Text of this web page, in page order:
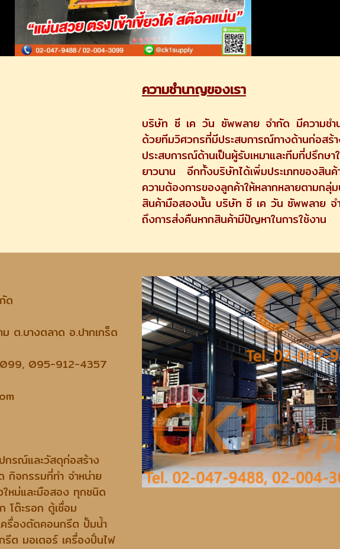
ความชำนาญของเรา
บริษัท ซี เค วัน ซัพพลาย จำกัด มีความชำน
ด้วยทีมวิศวกรที่มีประสบการณ์ทางด้านก่
ประสบการณ์ด้านเป็นผู้รับเหมาและทีมที่ปรึ
ยาวนาน อีกทั้งบริษัทได้เพิ่มประเภทของสิ
ความต้องการของลูกค้าให้หลากหลายตาม
สินค้ามือสองนั้น บริษัท ซี เค วัน ซัพพลาย จ
ถึงการส่งคืนหากสินค้ามีปัญหาในการใช้งาน
ด
.บางตลาด อ.ปากเกร็ด
095-912-4357
กรณ์และวัสดุก่อสร้าง
รรมที่ทำ จำหน่าย
ะมือสอง ทุกชนิด
หล็ก โต๊ะรอก ตู้เชื่อม
ตัดคอนกรีต ปั้มน้ำ
เตอร์ เครื่องปั่นไฟ